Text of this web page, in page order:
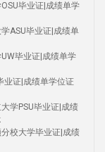
毕业证|成绩单学
ASU毕业证|成绩单
毕业证|成绩单学
业证|成绩单学位证
学PSU毕业证|成绩
校大学毕业证|成绩